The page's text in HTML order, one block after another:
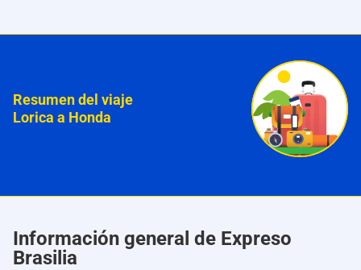
Resumen del viaje
Lorica a Honda
Información general de Expreso
Brasilia